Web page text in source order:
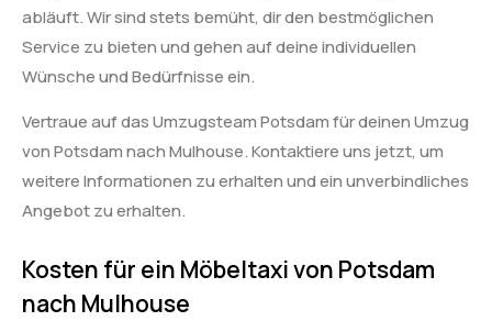
abläuft. Wir sind stets bemüht, dir den bestmöglichen
Service zu bieten und gehen auf deine individuellen
Wünsche und Bedürfnisse ein.
Vertraue auf das Umzugsteam Potsdam für deinen Umzug
von Potsdam nach Mulhouse. Kontaktiere uns jetzt, um
weitere Informationen zu erhalten und ein unverbindliches
Angebot zu erhalten.
Kosten für ein Möbeltaxi von Potsdam
nach Mulhouse